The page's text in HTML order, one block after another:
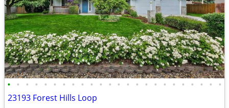
• • • • • • • • • • • • • • • • • • • • • • • •
23193 Forest Hills Loop